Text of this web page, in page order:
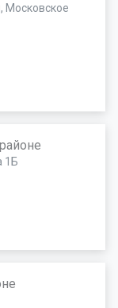
Московское
1Б